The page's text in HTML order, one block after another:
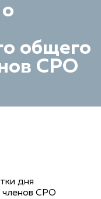
общего
СРО
дня
членов СРО